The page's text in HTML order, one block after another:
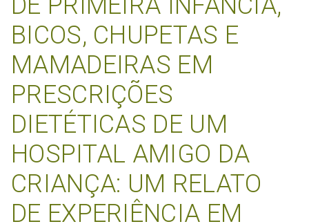
BICOS, CHUPETAS E
MAMADEIRAS EM
PRESCRIÇÕES
DIETÉTICAS DE UM
HOSPITAL AMIGO DA
CRIANÇA: UM RELATO
DE EXPERIÊNCIA EM